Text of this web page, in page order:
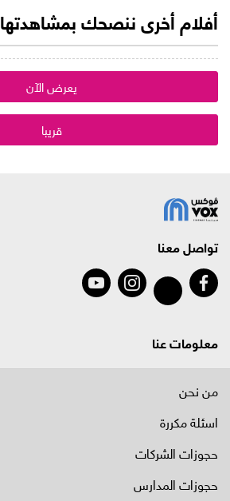
أفلام أخرى ننصحك بمشاهدتها
يعرض الآن
قريبا
تواصل معنا
معلومات عنا
من نحن
اسئلة مكررة
حجوزات الشركات
حجوزات المدارس